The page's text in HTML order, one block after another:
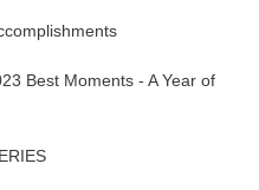
Best Moments - A Year of